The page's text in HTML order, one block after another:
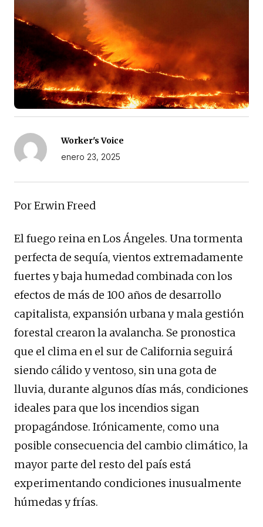
Worker's Voice
enero 23, 2025
Por Erwin Freed
El fuego reina en Los Ángeles. Una tormenta
perfecta de sequía, vientos extremadamente
fuertes y baja humedad combinada con los
efectos de más de 100 años de desarrollo
capitalista, expansión urbana y mala gestión
forestal crearon la avalancha. Se pronostica
que el clima en el sur de California seguirá
siendo cálido y ventoso, sin una gota de
lluvia, durante algunos días más, condiciones
ideales para que los incendios sigan
propagándose. Irónicamente, como una
posible consecuencia del cambio climático, la
mayor parte del resto del país está
experimentando condiciones inusualmente
húmedas y frías.